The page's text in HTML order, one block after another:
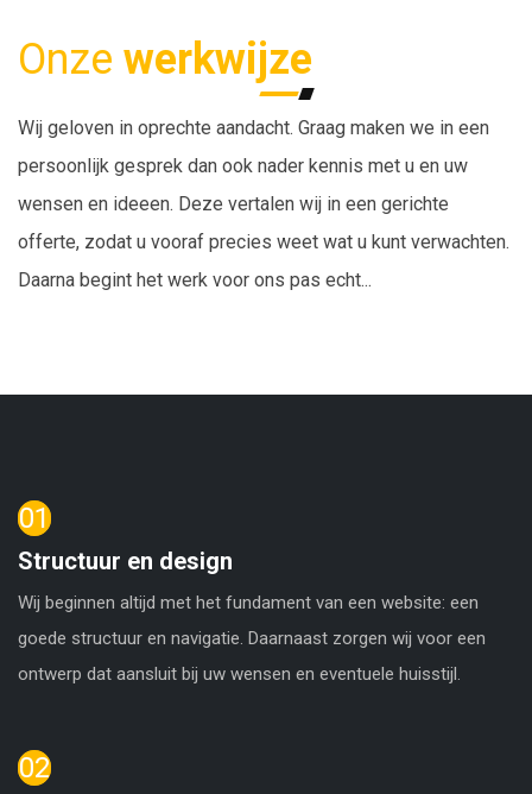
Onze werkwijze
Wij geloven in oprechte aandacht. Graag maken we in een
persoonlijk gesprek dan ook nader kennis met u en uw
wensen en ideeen. Deze vertalen wij in een gerichte
offerte, zodat u vooraf precies weet wat u kunt verwachten.
Daarna begint het werk voor ons pas echt...
01
Structuur en design
Wij beginnen altijd met het fundament van een website: een
goede structuur en navigatie. Daarnaast zorgen wij voor een
ontwerp dat aansluit bij uw wensen en eventuele huisstijl.
02